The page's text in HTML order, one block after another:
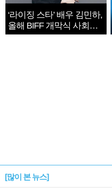
‘라이징 스타’ 배우 김민하,
올해 BIFF 개막식 사회자
확정
[많이 본 뉴스]